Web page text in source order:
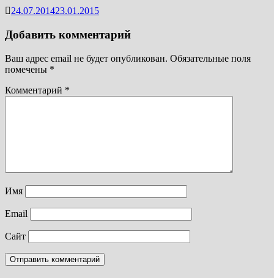
24.07.201423.01.2015
Добавить комментарий
Ваш адрес email не будет опубликован. Обязательные поля
помечены *
Комментарий *
Имя
Email
Сайт